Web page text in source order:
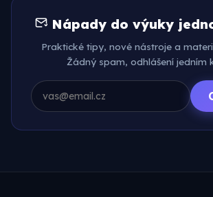
Nápady do výuky
Praktické tipy, nové nástroje a
Žádný spam, odhlášení jedním